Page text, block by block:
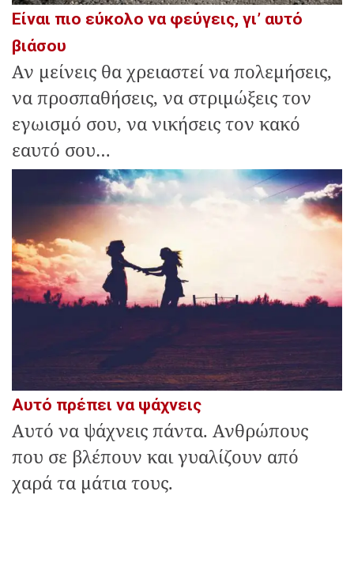
Είναι πιο εύκολο να φεύγεις, γι’ αυτό
βιάσου
Αν μείνεις θα χρειαστεί να πολεμήσεις,
να προσπαθήσεις, να στριμώξεις τον
εγωισμό σου, να νικήσεις τον κακό
εαυτό σου…
Αυτό πρέπει να ψάχνεις
Αυτό να ψάχνεις πάντα. Ανθρώπους
που σε βλέπουν και γυαλίζουν από
χαρά τα μάτια τους.